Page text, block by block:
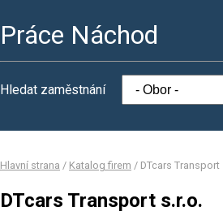
Práce Náchod
Hledat zaměstnání
Hlavní strana / Katalog firem / DTcars Transport
DTcars Transport s.r.o.